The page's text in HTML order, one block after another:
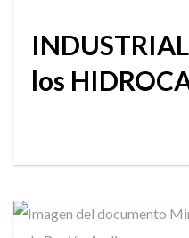
los